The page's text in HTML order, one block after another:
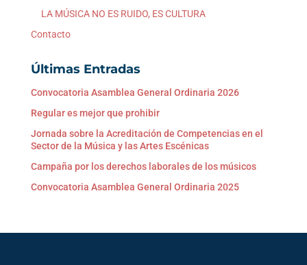
LA MÚSICA NO ES RUIDO, ES CULTURA
Contacto
Últimas Entradas
Convocatoria Asamblea General Ordinaria 2026
Regular es mejor que prohibir
Jornada sobre la Acreditación de Competencias en el
Sector de la Música y las Artes Escénicas
Campaña por los derechos laborales de los músicos
Convocatoria Asamblea General Ordinaria 2025